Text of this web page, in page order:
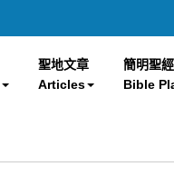
聖地文章
Articles
簡明聖
Bible